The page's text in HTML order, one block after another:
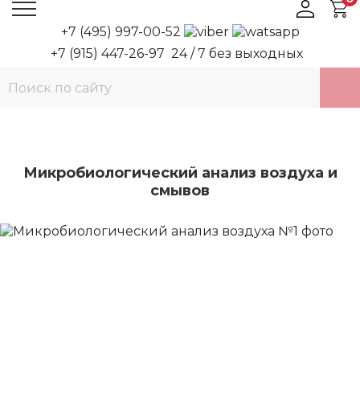
+7 (495) 997-00-52
+7 (915) 447-26-97 24 / 7 без выходных
Микробиологический анализ воздуха и
смывов